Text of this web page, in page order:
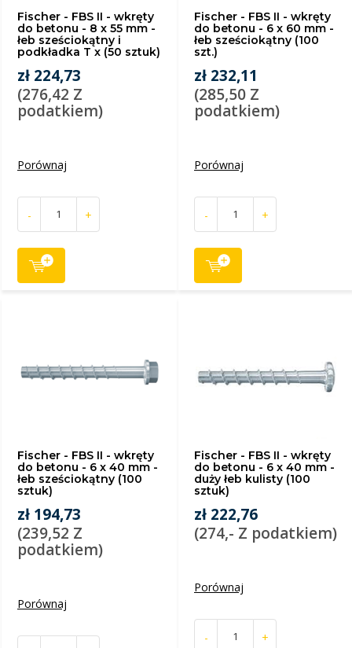
Fischer - FBS II - wkręty
do betonu - 8 x 55 mm -
łeb sześciokątny i
podkładka T x (50 sztuk)
zł 224,73
(276,42 Z
podatkiem)
Porównaj
- +
Fischer - FBS II - wkręty
do betonu - 6 x 60 mm -
łeb sześciokątny (100
szt.)
zł 232,11
(285,50 Z
podatkiem)
Porównaj
- +
Fischer - FBS II - wkręty
do betonu - 6 x 40 mm -
łeb sześciokątny (100
sztuk)
zł 194,73
(239,52 Z
podatkiem)
Porównaj
Fischer - FBS II - wkręty
do betonu - 6 x 40 mm -
duży łeb kulisty (100
sztuk)
zł 222,76
(274,- Z podatkiem)
Porównaj
- +